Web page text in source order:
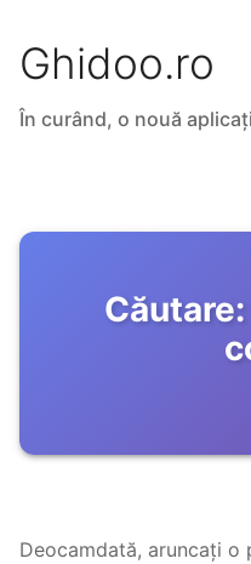
Ghidoo.ro
În curând, o nouă
Căutare:
Deocamdată, aruncați o